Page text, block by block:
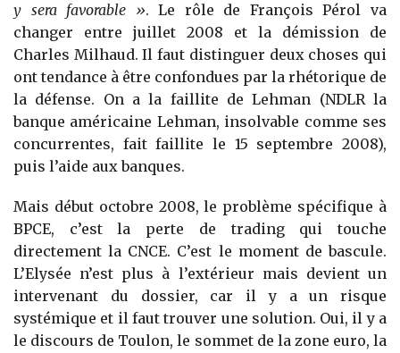
y sera favorable ». Le rôle de François Pérol va
changer entre juillet 2008 et la démission de
Charles Milhaud. Il faut distinguer deux choses qui
ont tendance à être confondues par la rhétorique de
la défense. On a la faillite de Lehman (NDLR la
banque américaine Lehman, insolvable comme ses
concurrentes, fait faillite le 15 septembre 2008),
puis l’aide aux banques.
Mais début octobre 2008, le problème spécifique à
BPCE, c’est la perte de trading qui touche
directement la CNCE. C’est le moment de bascule.
L’Elysée n’est plus à l’extérieur mais devient un
intervenant du dossier, car il y a un risque
systémique et il faut trouver une solution. Oui, il y a
le discours de Toulon, le sommet de la zone euro, la